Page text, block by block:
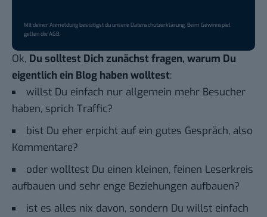
Mit deiner Anmeldung bestätigst du unsereDatenschutzerklärung. Beim Gewinnspiel
gelten dieAGB.
Ok, Du solltest Dich zunächst fragen, warum Du
eigentlich ein Blog haben wolltest:
willst Du einfach nur allgemein mehr Besucher
haben, sprich Traffic?
bist Du eher erpicht auf ein gutes Gespräch, also
Kommentare?
oder wolltest Du einen kleinen, feinen Leserkreis
aufbauen und sehr enge Beziehungen aufbauen?
ist es alles nix davon, sondern Du willst einfach